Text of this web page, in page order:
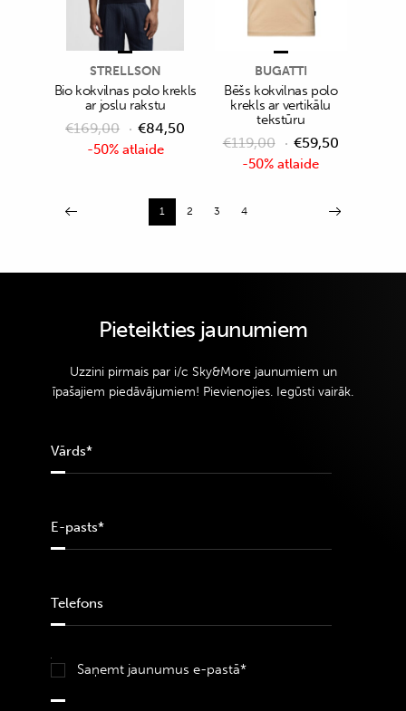
-50% atlaide
STRELLSON
Bio kokvilnas polo krekls
ar joslu rakstu
€169,00 €84,50
-50% atlaide
BUGATTI
Bēšs kokvilnas polo
krekls ar vertikālu
tekstūru
€119,00 €59,50
1 2 3 4
Pieteikties jaunumiem
Uzzini pirmais par i/c Sky&More jaunumiem un
īpašajiem piedāvājumiem! Pievienojies. Iegūsti vairāk.
Saņemt jaunumus e-pastā*